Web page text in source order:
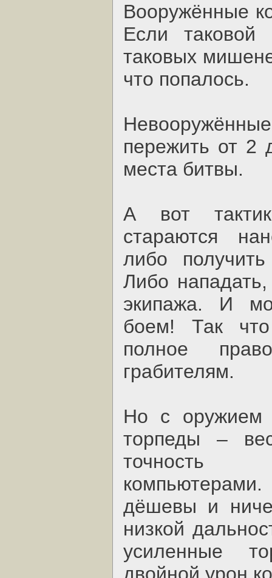
Вооружённые
Если
таковых
что попалось.
пережить от 2
места битвы.
А вот
стараются
либо
Либо
экипажа. И
боем! Так
полное
грабителям.
Но с оружием
торпеды –
точность
дёшевы и
низкой
усиленные